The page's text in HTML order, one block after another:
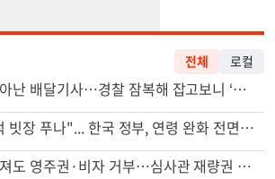
전체 로컬
신호위반 후 달아난 배달기사…경찰 잠복해 잡고보니 ‘반전’
"65세 복수국적 빗장 푸나"... 한국 정부, 연령 완화 전면 추진
서류 하나만 빠져도 영주권·비자 거부…심사관 재량권 대폭 확대